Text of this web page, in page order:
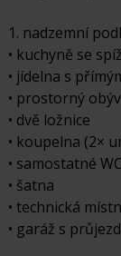
1. nadzemní
• kuchyně se
• jídelna s
• prostorný
• dvě ložnice
• koupelna (2×
• samostatné WC
• šatna
• technická
• garáž s